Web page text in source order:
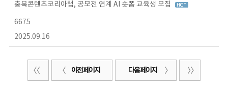
충북콘텐츠코리아랩, 공모전 연계 AI 숏폼 교육생 모집
6675
2025.09.16
이전 페이지 다음 페이지